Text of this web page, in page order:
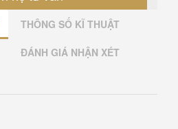
THÔNG SỐ KĨ THUẬT
ĐÁNH GIÁ NHẬN XÉT